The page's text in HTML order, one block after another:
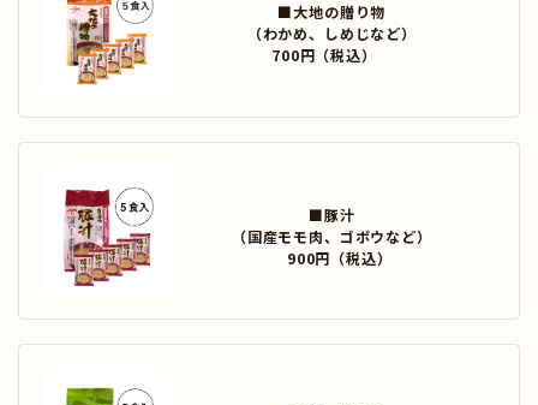
■大地の贈り物
（わかめ、しめじなど）
700円（税込）
■豚汁
（国産モモ肉、ゴボウなど）
900円（税込）